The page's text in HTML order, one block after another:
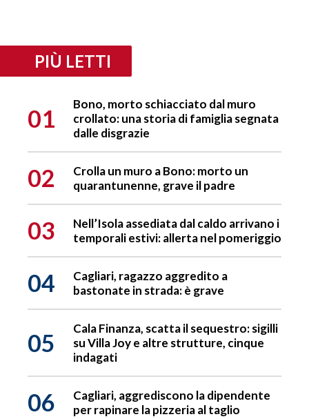
PIÙ LETTI
01
Bono, morto schiacciato dal muro
crollato: una storia di famiglia segnata
dalle disgrazie
02
Crolla un muro a Bono: morto un
quarantunenne, grave il padre
03
Nell’Isola assediata dal caldo arrivano i
temporali estivi: allerta nel pomeriggio
04
Cagliari, ragazzo aggredito a
bastonate in strada: è grave
05
Cala Finanza, scatta il sequestro: sigilli
su Villa Joy e altre strutture, cinque
indagati
06
Cagliari, aggrediscono la dipendente
per rapinare la pizzeria al taglio